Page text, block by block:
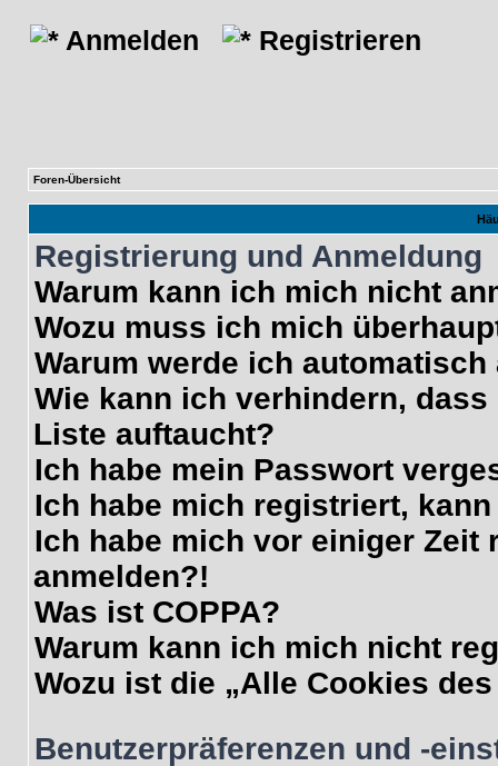
Anmelden Registrieren
Foren-Übersicht
Registrierung und Anmeldung
Warum kann ich mich nicht
Wozu muss ich mich
Warum werde ich automatisch
Wie kann ich verhindern,
Liste auftaucht?
Ich habe mein Passwort
Ich habe mich registriert,
Ich habe mich vor einiger
anmelden?!
Was ist COPPA?
Warum kann ich mich nicht
Wozu ist die „Alle Cookies
Benutzerpräferenzen und -